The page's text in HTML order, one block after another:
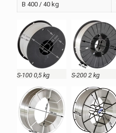
B 400 / 40 kg
S-100 0,5 kg S-200 2 kg